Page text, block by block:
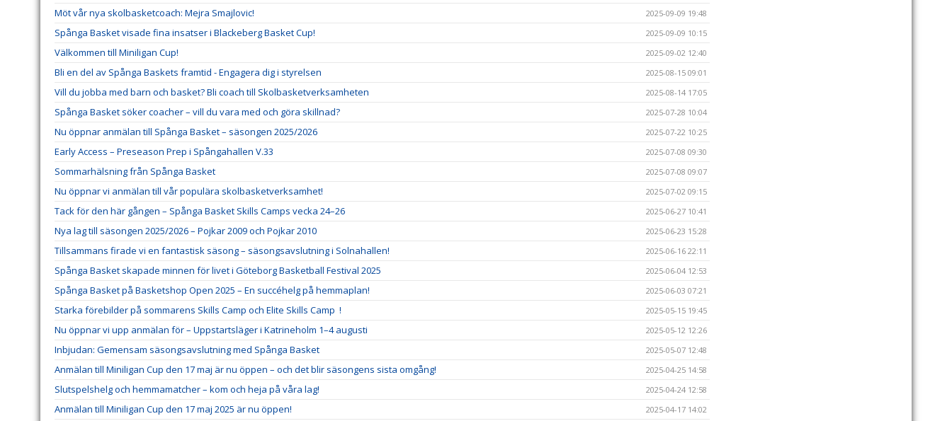
Möt vår nya skolbasketcoach: Mejra Smajlovic! 2025-09-09 19:48
Spånga Basket visade fina insatser i Blackeberg Basket Cup! 2025-09-09 10:15
Välkommen till Miniligan Cup! 2025-09-02 12:40
Bli en del av Spånga Baskets framtid - Engagera dig i styrelsen 2025-08-15 09:01
Vill du jobba med barn och basket? Bli coach till Skolbasketverksamheten 2025-08-14 17:05
Spånga Basket söker coacher – vill du vara med och göra skillnad? 2025-07-28 10:04
Nu öppnar anmälan till Spånga Basket – säsongen 2025/2026 2025-07-22 10:25
Early Access – Preseason Prep i Spångahallen V.33 2025-07-08 09:30
Sommarhälsning från Spånga Basket 2025-07-08 09:07
Nu öppnar vi anmälan till vår populära skolbasketverksamhet! 2025-07-02 09:15
Tack för den här gången – Spånga Basket Skills Camps vecka 24–26 2025-06-27 10:41
Nya lag till säsongen 2025/2026 – Pojkar 2009 och Pojkar 2010 2025-06-23 15:28
Tillsammans firade vi en fantastisk säsong – säsongsavslutning i Solnahallen! 2025-06-16 22:11
Spånga Basket skapade minnen för livet i Göteborg Basketball Festival 2025 2025-06-04 12:53
Spånga Basket på Basketshop Open 2025 – En succéhelg på hemmaplan! 2025-06-03 07:21
Starka förebilder på sommarens Skills Camp och Elite Skills Camp ! 2025-05-15 19:45
Nu öppnar vi upp anmälan för – Uppstartsläger i Katrineholm 1–4 augusti 2025-05-12 12:26
Inbjudan: Gemensam säsongsavslutning med Spånga Basket 2025-05-07 12:48
Anmälan till Miniligan Cup den 17 maj är nu öppen – och det blir säsongens sista omgång! 2025-04-25 14:58
Slutspelshelg och hemmamatcher – kom och heja på våra lag! 2025-04-24 12:58
Anmälan till Miniligan Cup den 17 maj 2025 är nu öppen! 2025-04-17 14:02